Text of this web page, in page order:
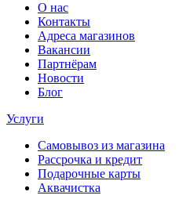
О нас
Контакты
Адреса магазинов
Вакансии
Партнёрам
Новости
Блог
Услуги
Самовывоз из магазина
Рассрочка и кредит
Подарочные карты
Аквачистка